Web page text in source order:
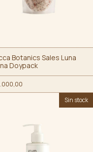
Botanics Sales Luna
Doypack
Sin stock